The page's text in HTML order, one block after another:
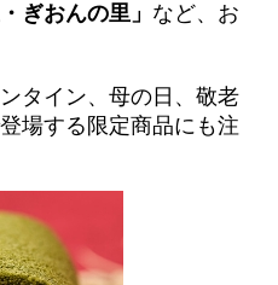
ぎおんの里」 など、お
タイン、母の日、敬老
場する限定商品にも注